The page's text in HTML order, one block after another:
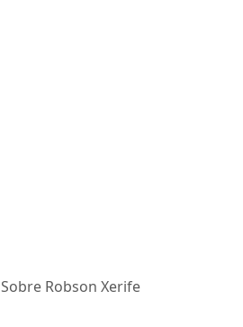
Sobre Robson Xerife